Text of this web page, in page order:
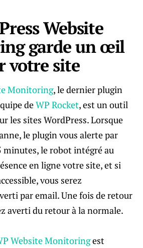
Website
garde un œil
votre site
Monitoring, le dernier plugin
deWP Rocket, est un outil
les sites WordPress. Lorsque
le plugin vous alerte par
minutes, le robot intégré au
en ligne votre site, et si
vous serez
par email. Une fois de retour
averti du retour à la normale.
Website Monitoringest